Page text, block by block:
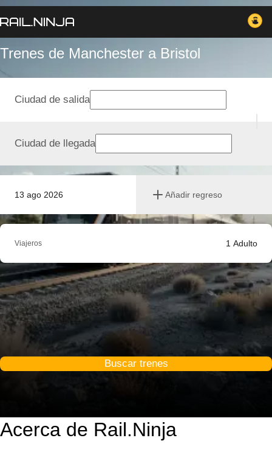
Trenes de Manchester a Bristol
13 ago 2026 Añadir regreso
Ciudad de salida
Ciudad de llegada
Viajeros 1 Adulto
Buscar trenes
Acerca de Rail.Ninja